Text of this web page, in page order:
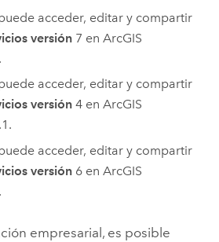
acceder, editar y compartir
versión 7 enArcGIS
acceder, editar y compartir
versión 4 enArcGIS
acceder, editar y compartir
versión 6 enArcGIS
empresarial, es posible